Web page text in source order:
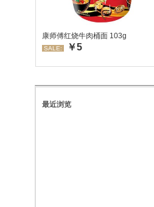
康师傅红烧牛肉桶面 103g
SALE: ￥5
最近浏览